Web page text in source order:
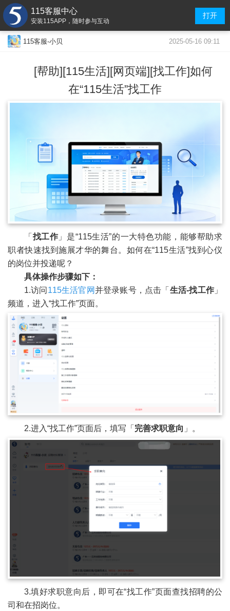
115客服中心
安装115APP，随时参与互动
打开
115客服-小贝 2025-05-16 09:11
[帮助][115生活][网页端][找工作]如何
在“115生活”找工作
「 找工作 」是“115生活”的一大特色功能，能够帮助求
职者快速找到施展才华的舞台。如何在“115生活”找到心仪
的岗位并投递呢？
具体操作步骤如下：
1.访问 115生活官网并登录账号，点击「 生活-找工作 」
频道，进入“找工作”页面。
2.进入“找工作”页面后，填写「 完善求职意向 」。
3.填好求职意向后，即可在“找工作”页面查找招聘的公
司和在招岗位。